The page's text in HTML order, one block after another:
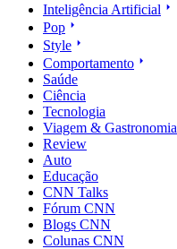
Inteligência Artificial
Pop
Style
Comportamento
Saúde
Ciência
Tecnologia
Viagem & Gastronomia
Review
Auto
Educação
CNN Talks
Fórum CNN
Blogs CNN
Colunas CNN